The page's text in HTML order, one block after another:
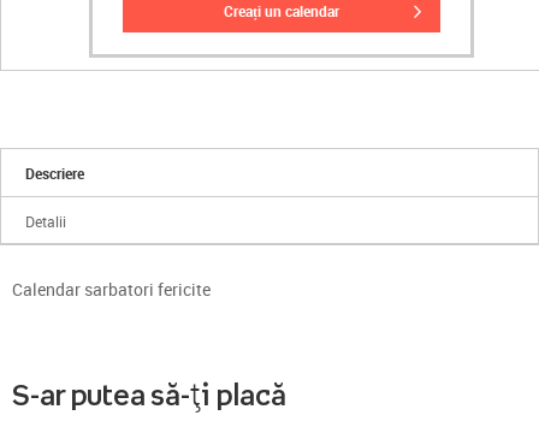
creați un calendar
Descriere
Detalii
Calendar sarbatori fericite
S-ar putea să-ți placă